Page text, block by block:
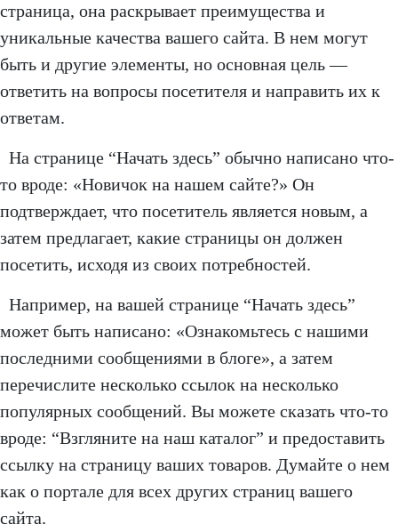
страница, она раскрывает преимущества и
уникальные качества вашего сайта. В нем могут
быть и другие элементы, но основная цель —
ответить на вопросы посетителя и направить их к
ответам.
На странице “Начать здесь” обычно написано что-
то вроде: «Новичок на нашем сайте?» Он
подтверждает, что посетитель является новым, а
затем предлагает, какие страницы он должен
посетить, исходя из своих потребностей.
Например, на вашей странице “Начать здесь”
может быть написано: «Ознакомьтесь с нашими
последними сообщениями в блоге», а затем
перечислите несколько ссылок на несколько
популярных сообщений. Вы можете сказать что-то
вроде: “Взгляните на наш каталог” и предоставить
ссылку на страницу ваших товаров. Думайте о нем
как о портале для всех других страниц вашего
сайта.